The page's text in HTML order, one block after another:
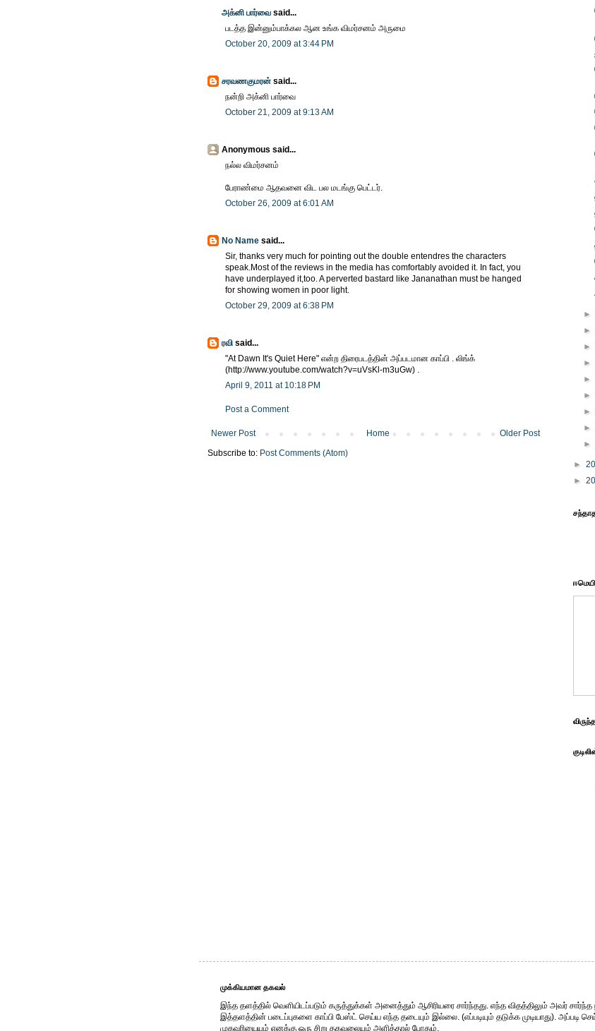
அக்னி பார்வை said...
படத்த இன்னும்பாக்கல ஆன உங்க விமர்சனம் அருமை
October 20, 2009 at 3:44 PM
சரவணகுமரன் said...
நன்றி அக்னி பார்வை
October 21, 2009 at 9:13 AM
Anonymous said...
நல்ல விமர்சனம்
பேராண்மை ஆதவனை விட பல மடங்கு பெட்டர்.
October 26, 2009 at 6:01 AM
No Name said...
Sir, thanks very much for pointing out the double entendres the characters
speak.Most of the reviews in the media has comfortably avoided it. In fact, you
have underplayed it,too. A perverted bastard like Jananathan must be hanged
for showing women in poor light.
October 29, 2009 at 6:38 PM
ரவி said...
"At Dawn It's Quiet Here" என்ற திரைபடத்தின் அப்படமான காப்பி . லிங்க்
(http://www.youtube.com/watch?v=uVsKl-m3uGw) .
April 9, 2011 at 10:18 PM
Post a Comment
Newer Post Older Post
Home
Subscribe to: Post Comments (Atom)
►
►
►
►
►
முக்கியமான தகவல்
இந்த தளத்தில் வெளியிடப்படும் கருத்துக்கள் அனைத்தும் ஆசிரியரை சார்ந்தது. எந்த விதத்திலும் அவர்
இத்தளத்தின் படைப்புகளை காப்பி பேஸ்ட் செய்ய எந்த தடையும் இல்லை. (எப்படியும் தடுக்க முடியாது). அப்படி
முகவரியையும் எனக்கு ஒரு சிறு தகவலையும் அளித்தால் போதும்.